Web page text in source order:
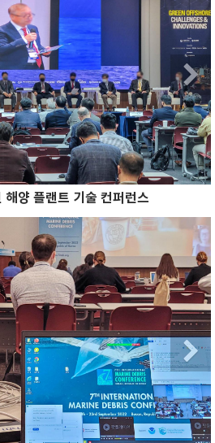
해양 플랜트 기술 컨퍼런스